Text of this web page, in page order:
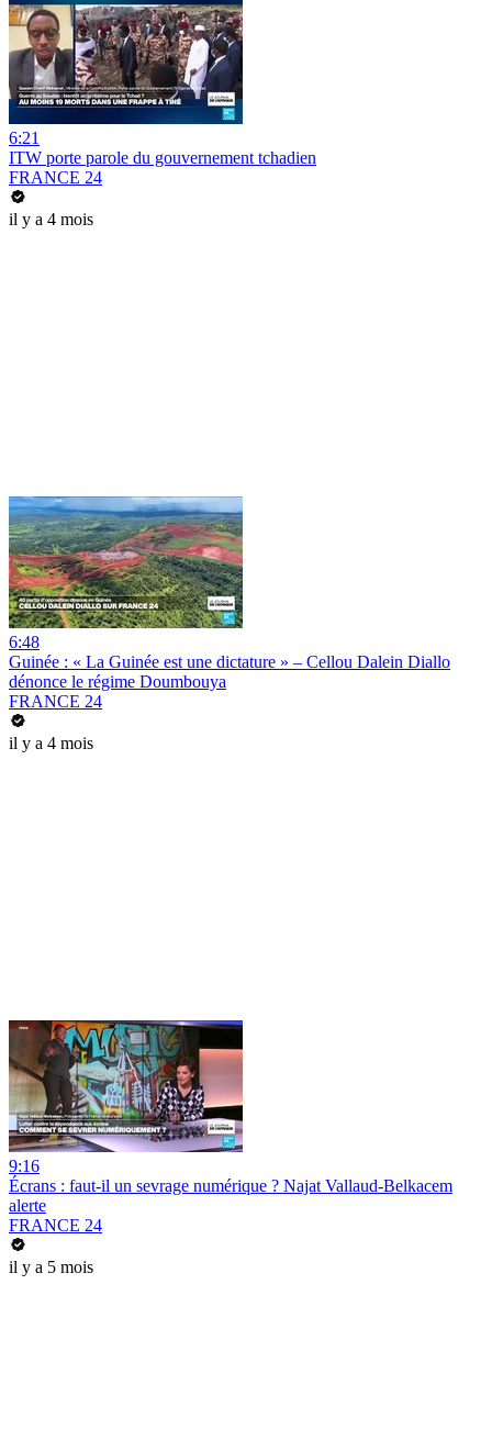
6:21
ITW porte parole du gouvernement tchadien
FRANCE 24
il y a 4 mois
6:48
Guinée : « La Guinée est une dictature » – Cellou Dalein Diallo
dénonce le régime Doumbouya
FRANCE 24
il y a 4 mois
9:16
Écrans : faut-il un sevrage numérique ? Najat Vallaud-Belkacem
alerte
FRANCE 24
il y a 5 mois